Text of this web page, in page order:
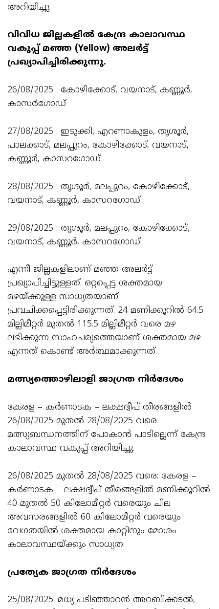
അറിയിച്ചു.
വിവിധ ജില്ലകളിൽ കേന്ദ്ര കാലാവസ്ഥ
വകുപ്പ് മഞ്ഞ (Yellow) അലർട്ട്
പ്രഖ്യാപിച്ചിരിക്കുന്നു.
26/08/2025 : കോഴിക്കോട്, വയനാട്, കണ്ണൂർ,
കാസർഗോഡ്
27/08/2025 : ഇടുക്കി, എറണാകുളം, തൃശൂർ,
പാലക്കാട്, മലപ്പുറം, കോഴിക്കോട്, വയനാട്,
കണ്ണൂർ, കാസറഗോഡ്
28/08/2025 : തൃശൂർ, മലപ്പുറം, കോഴിക്കോട്,
വയനാട്, കണ്ണൂർ, കാസറഗോഡ്
29/08/2025 : തൃശൂർ, മലപ്പുറം, കോഴിക്കോട്,
വയനാട്, കണ്ണൂർ, കാസറഗോഡ്
എന്നീ ജില്ലകളിലാണ് മഞ്ഞ അലർട്ട്
പ്രഖ്യാപിച്ചിട്ടുള്ളത്. ഒറ്റപ്പെട്ട ശക്തമായ
മഴയ്ക്കുള്ള സാധ്യതയാണ്
പ്രവചിക്കപ്പെട്ടിരിക്കുന്നത്. 24 മണിക്കൂറിൽ 64.5
മില്ലിമീറ്റർ മുതൽ 115.5 മില്ലിമീറ്റർ വരെ മഴ
ലഭിക്കുന്ന സാഹചര്യത്തെയാണ് ശക്തമായ മഴ
എന്നത് കൊണ്ട് അർത്ഥമാക്കുന്നത്.
മത്സ്യത്തൊഴിലാളി ജാഗ്രത നിർദേശം
കേരള – കർണാടക – ലക്ഷദ്വീപ് തീരങ്ങളിൽ
26/08/2025 മുതൽ 28/08/2025 വരെ
മത്സ്യബന്ധനത്തിന് പോകാൻ പാടില്ലെന്ന് കേന്ദ്ര
കാലാവസ്ഥ വകുപ്പ് അറിയിച്ചു.
26/08/2025 മുതൽ 28/08/2025 വരെ: കേരള –
കർണാടക – ലക്ഷദ്വീപ് തീരങ്ങളിൽ മണിക്കൂറിൽ
40 മുതൽ 50 കിലോമീറ്റർ വരെയും ചില
അവസരങ്ങളിൽ 60 കിലോമീറ്റർ വരെയും
വേഗതയിൽ ശക്തമായ കാറ്റിനും മോശം
കാലാവസ്ഥയ്ക്കും സാധ്യത.
പ്രത്യേക ജാഗ്രത നിർദേശം
25/08/2025: മധ്യ പടിഞ്ഞാറൻ അറബിക്കടൽ,